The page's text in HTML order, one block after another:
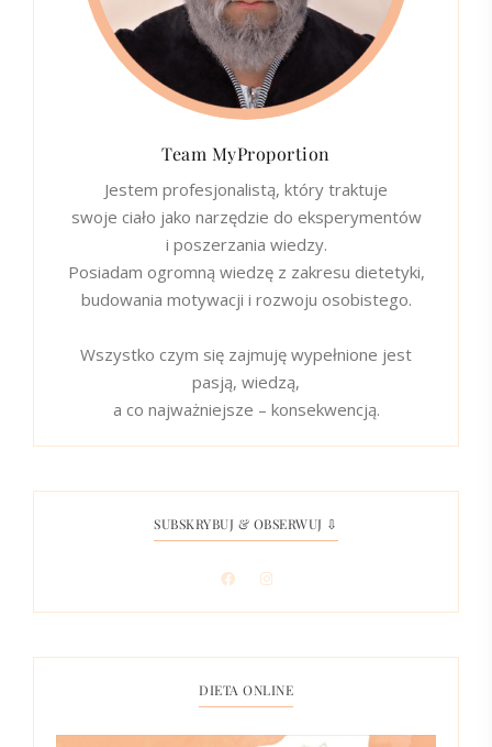
Team MyProportion
Jestem profesjonalistą, który traktuje
swoje ciało jako narzędzie do eksperymentów
i poszerzania wiedzy.
Posiadam ogromną wiedzę z zakresu dietetyki,
budowania motywacji i rozwoju osobistego.
Wszystko czym się zajmuję wypełnione jest
pasją, wiedzą,
a co najważniejsze – konsekwencją.
SUBSKRYBUJ & OBSERWUJ ⇩
DIETA ONLINE